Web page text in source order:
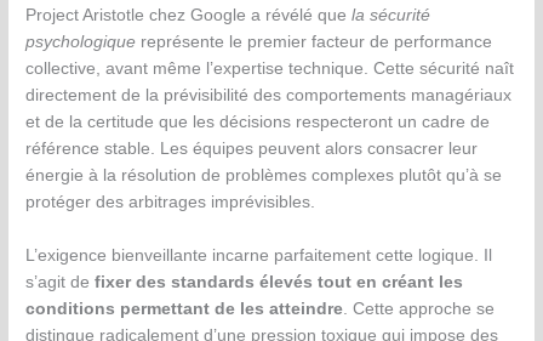
Project Aristotle chez Google a révélé quela sécurité
psychologique représente le premier facteur de performance
collective, avant même l’expertise technique. Cette sécurité naît
directement de la prévisibilité des comportements managériaux
et de la certitude que les décisions respecteront un cadre de
référence stable. Les équipes peuvent alors consacrer leur
énergie à la résolution de problèmes complexes plutôt qu’à se
protéger des arbitrages imprévisibles.
L’exigence bienveillante incarne parfaitement cette logique. Il
s’agit defixer des standards élevés tout en créant les
conditions permettant de les atteindre. Cette approche se
distingue radicalement d’une pression toxique qui impose des